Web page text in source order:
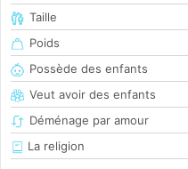
Taille
Poids
Possède des enfants
Veut avoir des enfants
Déménage par amour
La religion